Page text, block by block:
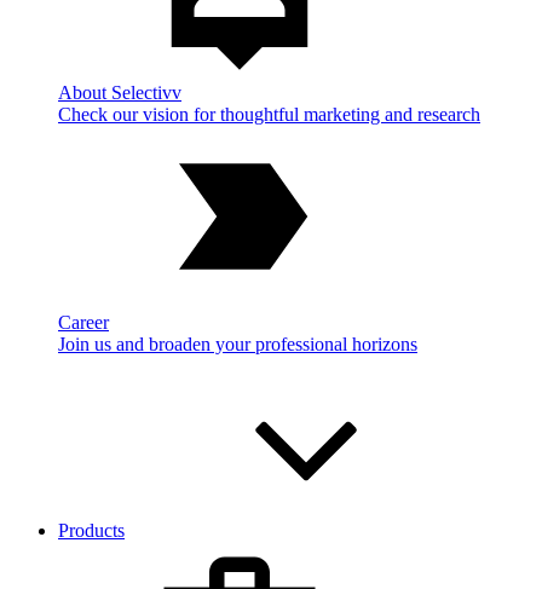
About Selectivv
Check our vision for thoughtful marketing and research
Career
Join us and broaden your professional horizons
Products